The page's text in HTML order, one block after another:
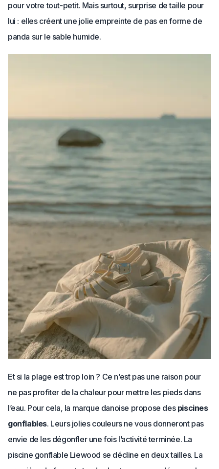
pour votre tout-petit. Mais surtout, surprise de taille pour
lui : elles créent une jolie empreinte de pas en forme de
panda sur le sable humide.
Et si la plage est trop loin ? Ce n’est pas une raison pour
ne pas profiter de la chaleur pour mettre les pieds dans
l’eau. Pour cela, la marque danoise propose des piscines
gonflables. Leurs jolies couleurs ne vous donneront pas
envie de les dégonfler une fois l’activité terminée. La
piscine gonflable Liewood se décline en deux tailles. La